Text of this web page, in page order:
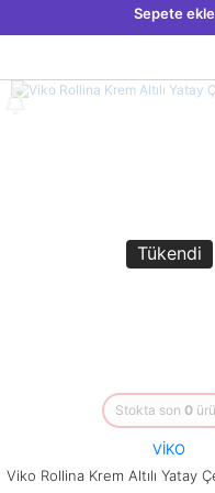
Sepete ekle
Tükendi
Stokta son 0
VİKO
Viko Rollina Krem Altılı Yatay